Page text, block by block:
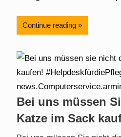
Continue reading
Bei uns müssen
Katze im Sack